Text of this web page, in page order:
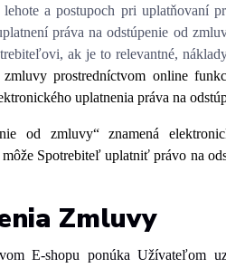
lehote a postupoch pri uplatňovaní
práva na odstúpenie od
ak je to relevantné,
prostredníctvom online
uplatnenia práva na
od zmluvy“ znamená
Spotrebiteľ uplatniť právo na
Zmluvy
E-shopu ponúka Užívateľom